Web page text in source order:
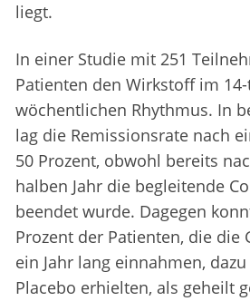
liegt.
In einer Studie mit 251
Patienten den Wirkstoff im
wöchentlichen Rhythmus. In
lag die Remissionsrate nach
50 Prozent, obwohl bereits
halben Jahr die begleitende
beendet wurde. Dagegen
Prozent der Patienten, die die
ein Jahr lang einnahmen,
Placebo erhielten, als geheilt